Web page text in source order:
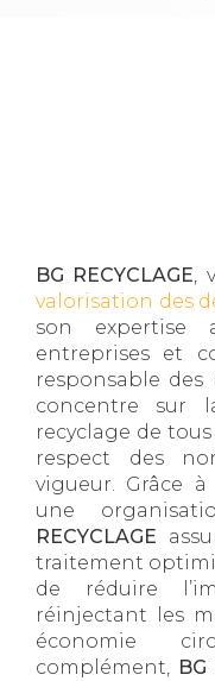
BG RECYCLAGE,
valorisation des
son expertise
entreprises et
responsable des
concentre sur
recyclage de
respect des
vigueur. Grâce
une
RECYCLAGE
traitement
de réduire
réinjectant les
économie
complément, BG